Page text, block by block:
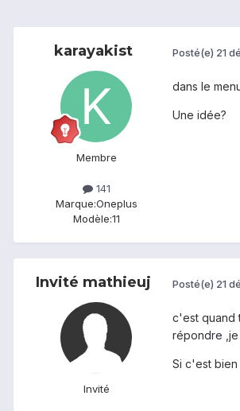
karayakist
Membre
141
Marque:Oneplus
Modèle:11
Posté(e) 21
dans le
Une idée?
Invité mathieuj
Invité
Posté(e) 21
c'est quand
répondre ,je
Si c'est